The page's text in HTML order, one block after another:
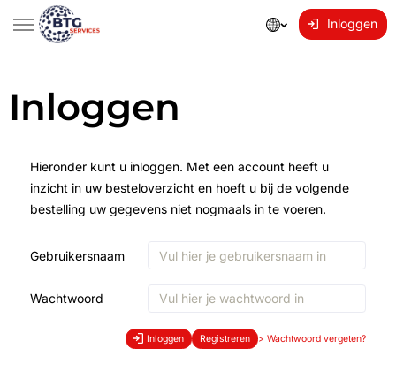
Inloggen
Inloggen
Hieronder kunt u inloggen. Met een account heeft u
inzicht in uw besteloverzicht en hoeft u bij de volgende
bestelling uw gegevens niet nogmaals in te voeren.
Gebruikersnaam
Wachtwoord
Inloggen Registreren > Wachtwoord vergeten?